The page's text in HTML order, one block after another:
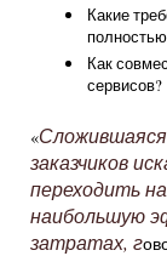
Какие
Как
сервисов?
«
заказчиков
переходить
наибольшую
затратах, г